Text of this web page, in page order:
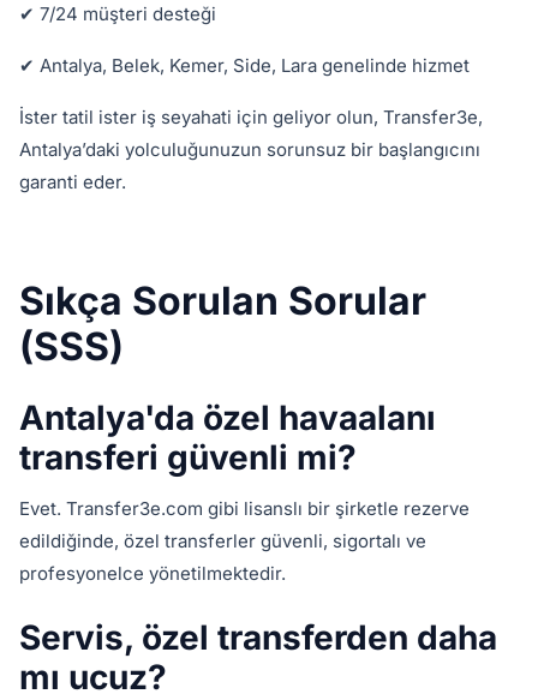
✔ 7/24 müşteri desteği
✔ Antalya, Belek, Kemer, Side, Lara genelinde hizmet
İster tatil ister iş seyahati için geliyor olun, Transfer3e,
Antalya’daki yolculuğunuzun sorunsuz bir başlangıcını
garanti eder.
Sıkça Sorulan Sorular
(SSS)
Antalya'da özel havaalanı
transferi güvenli mi?
Evet. Transfer3e.com gibi lisanslı bir şirketle rezerve
edildiğinde, özel transferler güvenli, sigortalı ve
profesyonelce yönetilmektedir.
Servis, özel transferden daha
mı ucuz?